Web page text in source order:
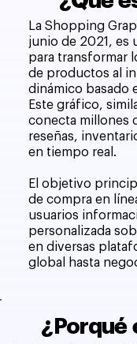
La Shopping
junio de 2021, es
para transformar
de productos al
dinámico basado
Este gráfico,
conecta millones
reseñas,
en tiempo real.
El objetivo
de compra en
usuarios
personalizada
en diversas
global hasta
¿Porqué